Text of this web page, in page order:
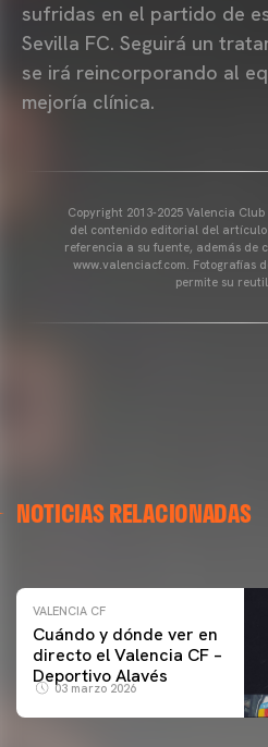
sufridas en el partido de
Sevilla FC. Seguirá un
se irá reincorporando al
mejoría clínica.
Copyright 2013-2025 Valencia
del contenido editorial del
referencia a su fuente, además de
www.valenciacf.com. Fotografías
permite su
NOTICIAS RELACIONADAS
ENTRENAMIENTO DEL
VALENCIA CF
Cuándo y dónde ver en
directo el Valencia CF –
Deportivo Alavés
03 marzo 2026